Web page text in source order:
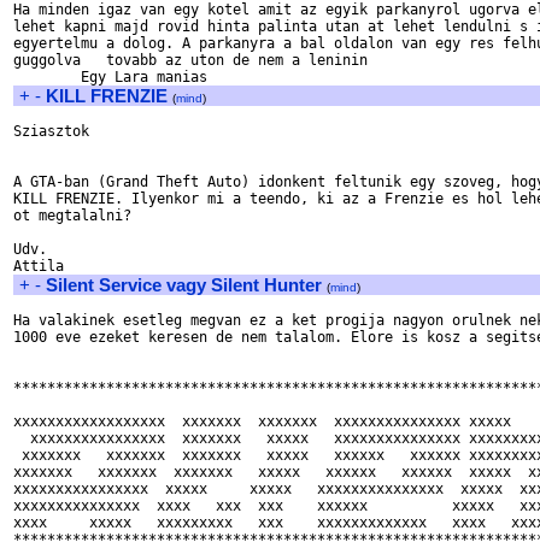
Ha minden igaz van egy kotel amit az egyik parkanyrol ugorva
lehet kapni majd rovid hinta palinta utan at lehet lendulni s
egyertelmu a dolog. A parkanyra a bal oldalon van egy res
guggolva   tovabb az uton de nem a leninin
+ - KILL FRENZIE (mind)
Sziasztok
A GTA-ban (Grand Theft Auto) idonkent feltunik egy szoveg,
KILL FRENZIE. Ilyenkor mi a teendo, ki az a Frenzie es hol
ot megtalalni?
Udv.
+ - Silent Service vagy Silent Hunter (mind)
Ha valakinek esetleg megvan ez a ket progija nagyon orulnek
1000 eve ezeket keresen de nem talalom. Elore is kosz a
xxxxxxxxxxxxxxxxxx  xxxxxxx  xxxxxxx  xxxxxxxxxxxxxxx xxxxx
xxxxxxxxxxxxxxxx  xxxxxxx   xxxxx   xxxxxxxxxxxxxxx
xxxxxxx   xxxxxxx  xxxxxxx   xxxxx   xxxxxx   xxxxxx
xxxxxxx   xxxxxxx  xxxxxxx   xxxxx   xxxxxx   xxxxxx  xxxxx
xxxxxxxxxxxxxxxx  xxxxx     xxxxx   xxxxxxxxxxxxxxx  xxxxx
xxxxxxxxxxxxxxx  xxxx   xxx  xxx    xxxxxx          xxxxx
xxxx     xxxxx   xxxxxxxxx   xxx    xxxxxxxxxxxxx   xxxx